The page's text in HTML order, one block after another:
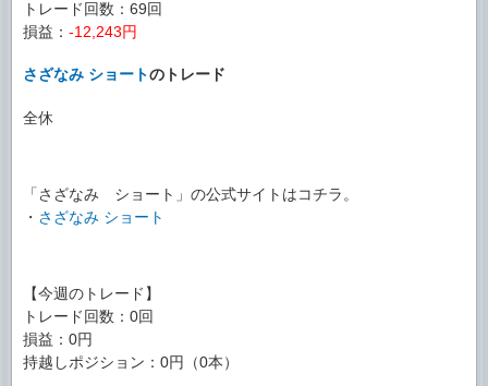
トレード回数：69回
損益： -12,243円
さざなみ ショートのトレード
全休
「さざなみ ショート」の公式サイトはコチラ。
・ さざなみ ショート
【今週のトレード】
トレード回数：0回
損益：0円
持越しポジション：0円（0本）